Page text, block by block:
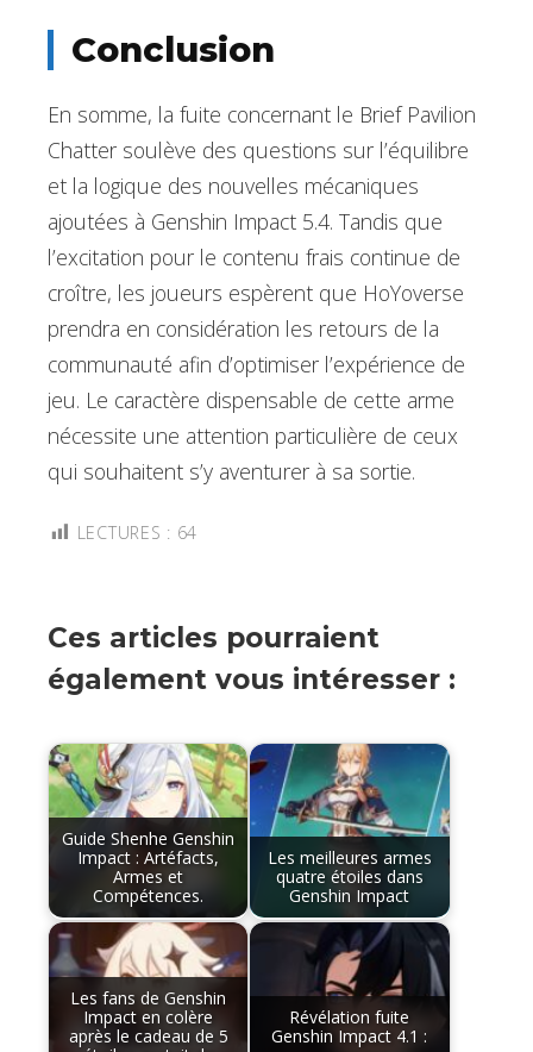
Conclusion
En somme, la fuite concernant le Brief Pavilion
Chatter soulève des questions sur l’équilibre
et la logique des nouvelles mécaniques
ajoutées à Genshin Impact 5.4. Tandis que
l’excitation pour le contenu frais continue de
croître, les joueurs espèrent que HoYoverse
prendra en considération les retours de la
communauté afin d’optimiser l’expérience de
jeu. Le caractère dispensable de cette arme
nécessite une attention particulière de ceux
qui souhaitent s’y aventurer à sa sortie.
LECTURES : 64
Ces articles pourraient
également vous intéresser :
Guide Shenhe Genshin
Impact : Artéfacts,
Armes et
Compétences.
Les meilleures armes
quatre étoiles dans
Genshin Impact
Les fans de Genshin
Impact en colère
après le cadeau de 5
Révélation fuite
Genshin Impact 4.1 :